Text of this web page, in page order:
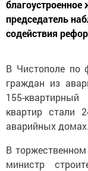
председатель
содействия
В Чистополе по
граждан из
155-
квартир стали
аварийных домах.
В
министр